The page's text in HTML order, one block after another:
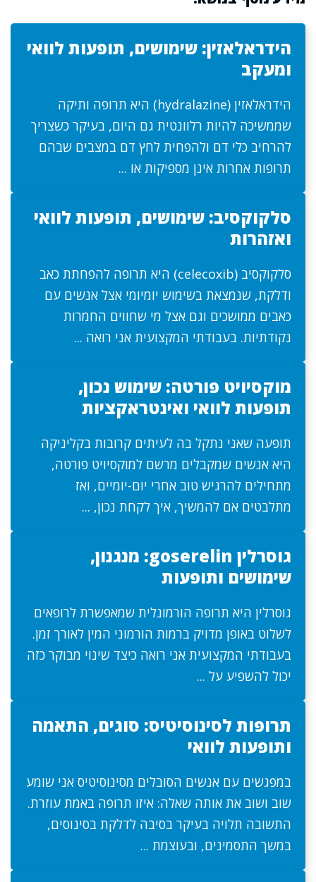
הידראלאזין: שימושים, תופעות לוואי
ומעקב
הידראלאזין (hydralazine) היא תרופה ותיקה
שממשיכה להיות רלוונטית גם היום, בעיקר כשצריך
להרחיב כלי דם ולהפחית לחץ דם במצבים שבהם
תרופות אחרות אינן מספיקות או ...
סלקוקסיב: שימושים, תופעות לוואי
ואזהרות
סלקוקסיב (celecoxib) היא תרופה להפחתת כאב
ודלקת, שנמצאת בשימוש יומיומי אצל אנשים עם
כאבים ממושכים וגם אצל מי שחווים החמרות
נקודתיות. בעבודתי המקצועית אני רואה ...
מוקסיויט פורטה: שימוש נכון,
תופעות לוואי ואינטראקציות
תופעה שאני נתקל בה לעיתים קרובות בקליניקה
היא אנשים שמקבלים מרשם למוקסיויט פורטה,
מתחילים להרגיש טוב אחרי יום-יומיים, ואז
מתלבטים אם להמשיך, איך לקחת נכון, ...
גוסרלין goserelin: מנגנון,
שימושים ותופעות
גוסרלין היא תרופה הורמונלית שמאפשרת לרופאים
לשלוט באופן מדויק ברמות הורמוני המין לאורך זמן.
בעבודתי המקצועית אני רואה כיצד שינוי מבוקר כזה
יכול להשפיע על ...
תרופות לסינוסיטיס: סוגים, התאמה
ותופעות לוואי
במפגשים עם אנשים הסובלים מסינוסיטיס אני שומע
שוב ושוב את אותה שאלה: איזו תרופה באמת עוזרת.
התשובה תלויה בעיקר בסיבה לדלקת בסינוסים,
במשך התסמינים, ובעוצמת ...